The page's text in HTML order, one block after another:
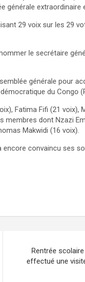
générale extraordinaire
29 voix sur les 29
le secrétaire
générale pour
du Congo
Fatima Fifi (21 voix),
membres dont Nzazi
Makwidi (16 voix).
convaincu ses
Rentrée
effectué une